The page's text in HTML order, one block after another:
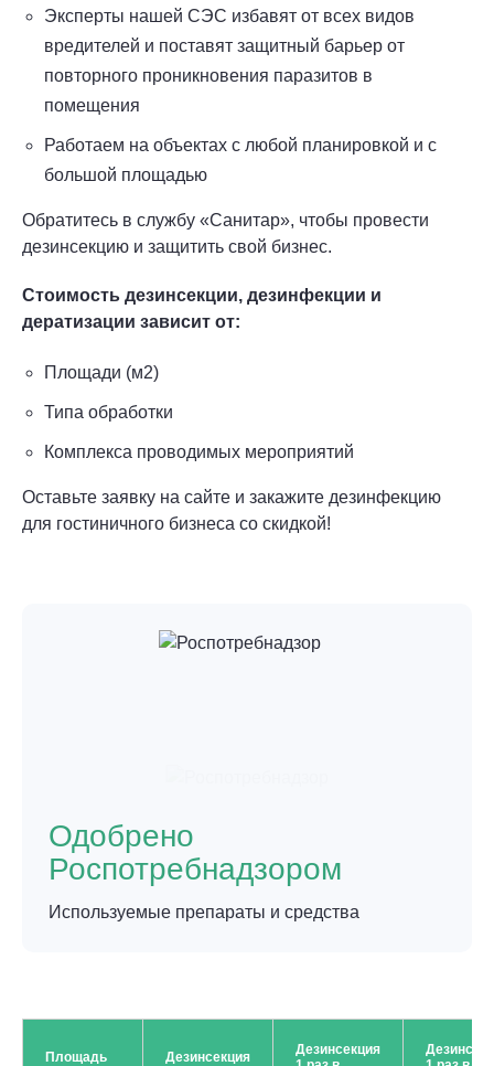
Эксперты нашей СЭС избавят от всех видов
вредителей и поставят защитный барьер от
повторного проникновения паразитов в
помещения
Работаем на объектах с любой планировкой и с
большой площадью
Обратитесь в службу «Санитар», чтобы провести
дезинсекцию и защитить свой бизнес.
Стоимость дезинсекции, дезинфекции и
дератизации зависит от:
Площади (м2)
Типа обработки
Комплекса проводимых мероприятий
Оставьте заявку на сайте и закажите дезинфекцию
для гостиничного бизнеса со скидкой!
Одобрено
Роспотребнадзором
Используемые препараты и средства
Площадь
Дезинсекция
Дезинсекция